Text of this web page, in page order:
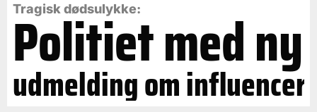
Tragisk dødsulykke:
Politiet med ny
udmelding om influencer